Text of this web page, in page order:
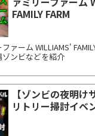
FAMILY FARM
ァーム WILLIAMS'
ンビなどを紹介
【ゾンビの夜明け
リトリー掃討イベ